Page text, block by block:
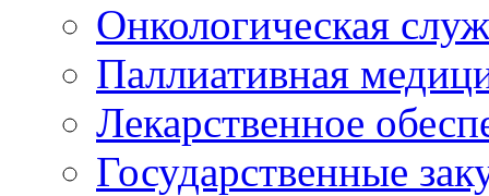
Онкологическая
Паллиативная
Лекарственное
Государственные